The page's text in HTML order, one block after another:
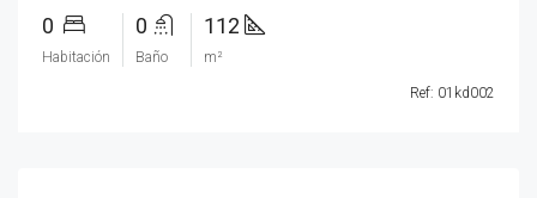
0
Habitación
0
Baño
112
m²
Ref: 01kd002